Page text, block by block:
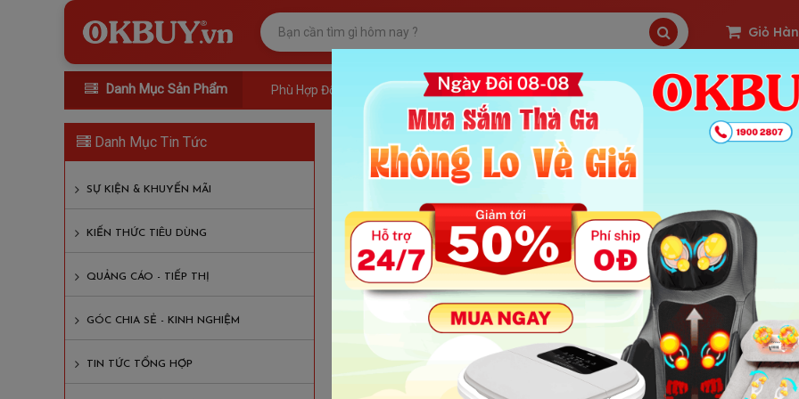
Giỏ
Danh Mục Sản Phẩm Phù Hợp Đối Tượng SP Freeship OKBUY Deal Sản Phẩm Hot
Danh Mục Tin Tức
SỰ KIỆN & KHUYẾN MÃI
KIẾN THỨC TIÊU DÙNG
QUẢNG CÁO - TIẾP THỊ
GÓC CHIA SẺ - KINH NGHIỆM
TIN TỨC TỔNG HỢP
Các loại ghế massage giá rẻ dưới 5 triệu đáng sở hữu năm
Lượt xem : 1999 | Ngày Đăng Tin: 05-10-2024
Nội Dung Chính Bài
1. Ghế massage toàn thân giá rẻ Nikio NK-155
2. Ghế massage toàn thân cao cấp Nikio NK-181
3. Ghế massage giá rẻ dưới 5 triệu Aiveisi AVS-P9
Các loại ghế massage giá rẻ dưới 5 triệu
Việc sở hữu một chiếc ghế massage tại nhà không chỉ mang lại sự thoải